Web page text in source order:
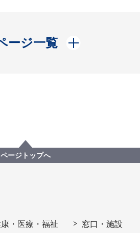
ージ一覧
開く
ページトップへ
・医療・福祉 窓口・施設